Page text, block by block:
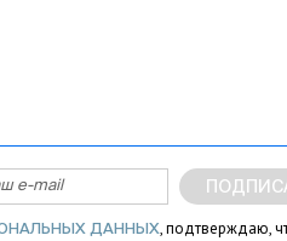
ДАННЫХ, подтверждаю,